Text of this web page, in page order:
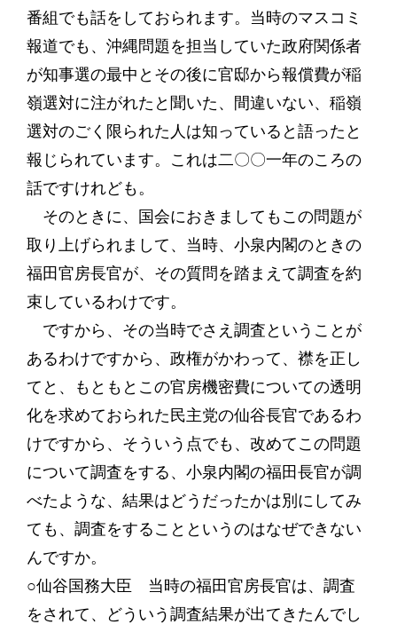
番組でも話をしておられます。当時のマスコミ
報道でも、沖縄問題を担当していた政府関係者
が知事選の最中とその後に官邸から報償費が稲
嶺選対に注がれたと聞いた、間違いない、稲嶺
選対のごく限られた人は知っていると語ったと
報じられています。これは二〇〇一年のころの
話ですけれども。
そのときに、国会におきましてもこの問題が
取り上げられまして、当時、小泉内閣のときの
福田官房長官が、その質問を踏まえて調査を約
束しているわけです。
ですから、その当時でさえ調査ということが
あるわけですから、政権がかわって、襟を正し
てと、もともとこの官房機密費についての透明
化を求めておられた民主党の仙谷長官であるわ
けですから、そういう点でも、改めてこの問題
について調査をする、小泉内閣の福田長官が調
べたような、結果はどうだったかは別にしてみ
ても、調査をすることというのはなぜできない
んですか。
○仙谷国務大臣 当時の福田官房長官は、調査
をされて、どういう調査結果が出てきたんでし